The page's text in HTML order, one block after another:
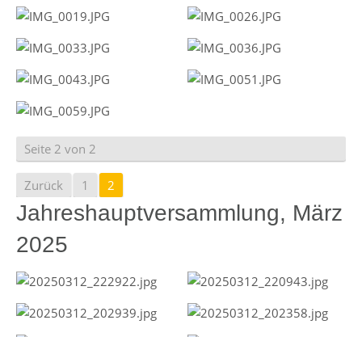
Seite 2 von 2
Zurück 1 2
Jahreshauptversammlung, März
2025